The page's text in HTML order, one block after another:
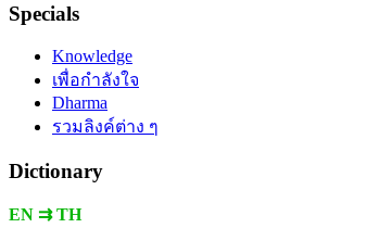
Specials
Knowledge
เพื่อกำลังใจ
Dharma
รวมลิงค์ต่าง ๆ
Dictionary
EN ⇉ TH